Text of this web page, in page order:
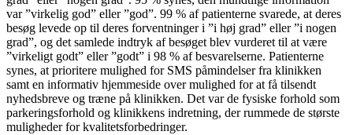
var ”virkelig god” eller ”god”. 99 % af patienterne svarede, at deres
besøg levede op til deres forventninger i ”i høj grad” eller ”i nogen
grad”, og det samlede indtryk af besøget blev vurderet til at være
”virkeligt godt” eller ”godt” i 98 % af besvarelserne. Patienterne
synes, at prioritere mulighed for SMS påmindelser fra klinikken
samt en informativ hjemmeside over mulighed for at få tilsendt
nyhedsbreve og træne på klinikken. Det var de fysiske forhold som
parkeringsforhold og klinikkens indretning, der rummede de største
muligheder for kvalitetsforbedringer.